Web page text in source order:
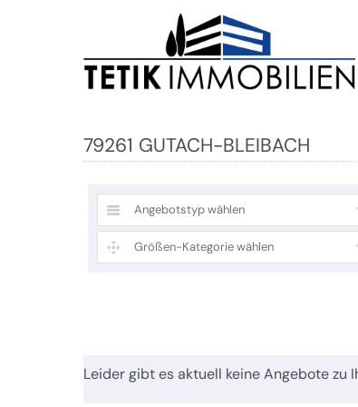
79261 GUTACH-BLEIBACH
Angebotstyp wählen
Größen-Kategorie wählen
Leider gibt es aktuell keine Angebote zu